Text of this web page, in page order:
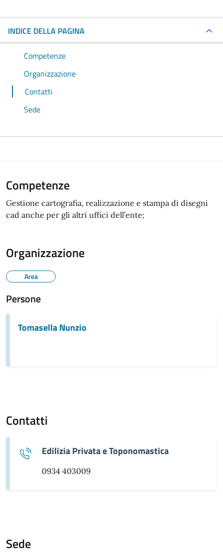
INDICE DELLA PAGINA
Competenze
Organizzazione
Contatti
Sede
Competenze
Gestione cartografia, realizzazione e stampa di disegni
cad anche per gli altri uffici dell’ente;
Organizzazione
Area
Persone
Tomasella Nunzio
Contatti
Edilizia Privata e Toponomastica
0934 403009
Sede